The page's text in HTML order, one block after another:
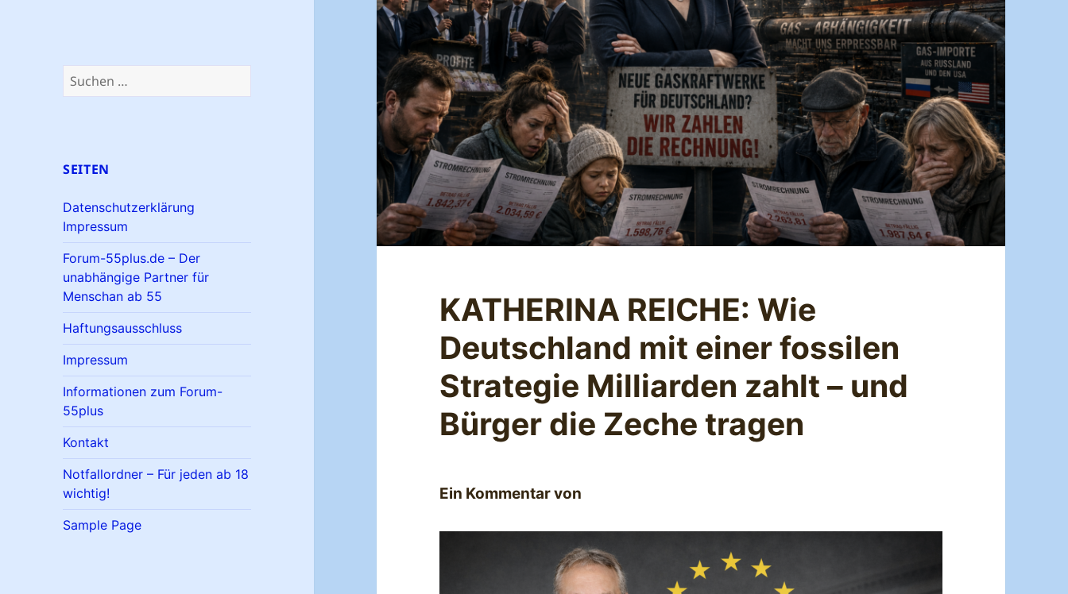
Suchen
nach:
SEITEN
Datenschutzerklärung
Impressum
Forum-55plus.de – Der
unabhängige Partner für
Menschan ab 55
Haftungsausschluss
Impressum
Informationen zum Forum-
55plus
Kontakt
Notfallordner – Für jeden ab 18
wichtig!
Sample Page
KATHERINA REICHE: Wie
Deutschland mit einer fossilen
Strategie Milliarden zahlt – und
Bürger die Zeche tragen
Ein Kommentar von